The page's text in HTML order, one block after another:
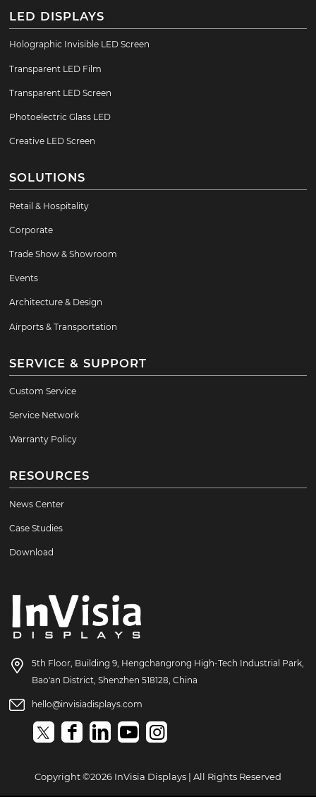
LED DISPLAYS
Holographic Invisible LED Screen
Transparent LED Film
Transparent LED Screen
Photoelectric Glass LED
Creative LED Screen
SOLUTIONS
Retail & Hospitality
Corporate
Trade Show & Showroom
Events
Architecture & Design
Airports & Transportation
SERVICE & SUPPORT
Custom Service
Service Network
Warranty Policy
RESOURCES
News Center
Case Studies
Download
5th Floor, Building 9, Hengchangrong High-Tech Industrial Park,
Bao'an District, Shenzhen 518128, China
hello@invisiadisplays.com
Copyright ©2026 InVisia Displays | All Rights Reserved